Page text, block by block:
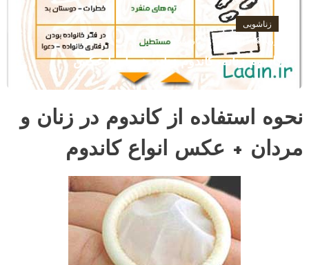
زناشویی
فوریه 19, 2017
پارمیس
کاندوم زنانه- کاندوم زنانه همراه با عکس
نحوه استفاده از کاندوم در زنان و
مردان + عکس انواع کاندوم